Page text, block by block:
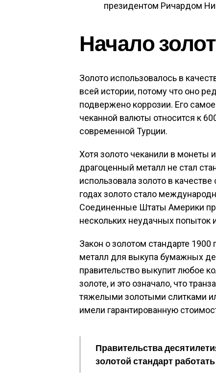
президентом Ричардом
Начало
Золото использовалось в
всей истории, потому что оно
подвержено коррозии. Его
чеканной валюты относится к
современной Турции.
Хотя золото чеканили в монеты
драгоценный металл не стал
использовала золото в
годах золото стало
Соединенные Штаты Америки
нескольких неудачных попыток
Закон о золотом стандарте
металл для выкупа бумажных
правительство выкупит любое
золоте, и это означало, что
тяжелыми золотыми слитками
имели гарантированную
Правительства
золотой стандарт